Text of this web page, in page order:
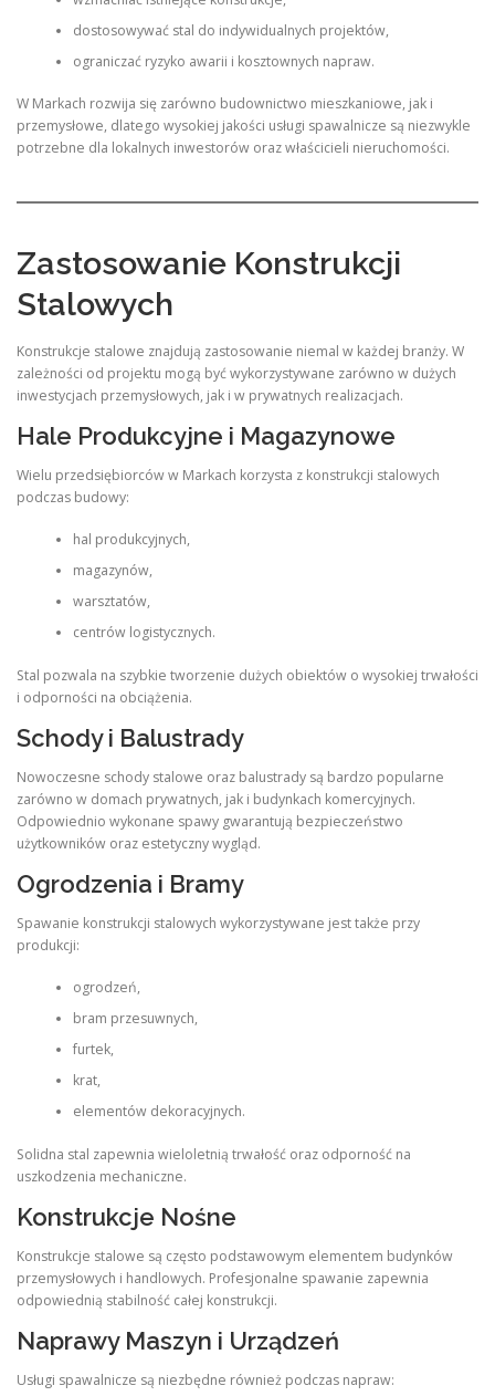
dostosowywać stal do indywidualnych projektów,
ograniczać ryzyko awarii i kosztownych napraw.
W Markach rozwija się zarówno budownictwo mieszkaniowe, jak i
przemysłowe, dlatego wysokiej jakości usługi spawalnicze są niezwykle
potrzebne dla lokalnych inwestorów oraz właścicieli nieruchomości.
Zastosowanie Konstrukcji
Stalowych
Konstrukcje stalowe znajdują zastosowanie niemal w każdej branży. W
zależności od projektu mogą być wykorzystywane zarówno w dużych
inwestycjach przemysłowych, jak i w prywatnych realizacjach.
Hale Produkcyjne i Magazynowe
Wielu przedsiębiorców w Markach korzysta z konstrukcji stalowych
podczas budowy:
hal produkcyjnych,
magazynów,
warsztatów,
centrów logistycznych.
Stal pozwala na szybkie tworzenie dużych obiektów o wysokiej trwałości
i odporności na obciążenia.
Schody i Balustrady
Nowoczesne schody stalowe oraz balustrady są bardzo popularne
zarówno w domach prywatnych, jak i budynkach komercyjnych.
Odpowiednio wykonane spawy gwarantują bezpieczeństwo
użytkowników oraz estetyczny wygląd.
Ogrodzenia i Bramy
Spawanie konstrukcji stalowych wykorzystywane jest także przy
produkcji:
ogrodzeń,
bram przesuwnych,
furtek,
krat,
elementów dekoracyjnych.
Solidna stal zapewnia wieloletnią trwałość oraz odporność na
uszkodzenia mechaniczne.
Konstrukcje Nośne
Konstrukcje stalowe są często podstawowym elementem budynków
przemysłowych i handlowych. Profesjonalne spawanie zapewnia
odpowiednią stabilność całej konstrukcji.
Naprawy Maszyn i Urządzeń
Usługi spawalnicze są niezbędne również podczas napraw: